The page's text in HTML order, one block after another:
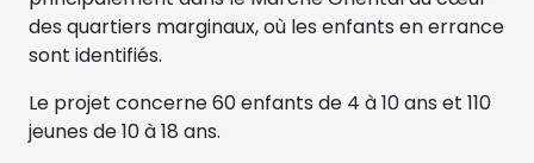
des quartiers marginaux, où les enfants en errance
sont identifiés.
Le projet concerne 60 enfants de 4 à 10 ans et 110
jeunes de 10 à 18 ans.